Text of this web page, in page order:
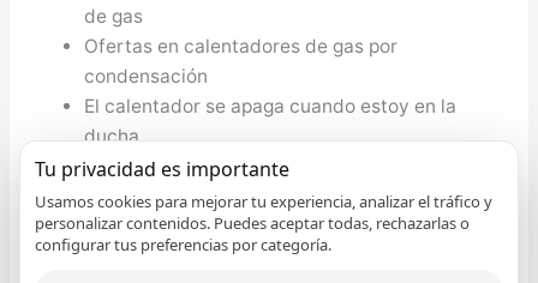
de gas
Ofertas en calentadores de gas por
condensación
El calentador se apaga cuando estoy en la
ducha
Avería en bomba de combustión del calentado
Instalación de calentadores con display digital
programables
Revisión obligatoria autorizada de calentadores
Tu privacidad es importante
Usamos cookies para mejorar tu experiencia, analizar el tráfico y
personalizar contenidos. Puedes aceptar todas, rechazarlas o
configurar tus preferencias por categoría.